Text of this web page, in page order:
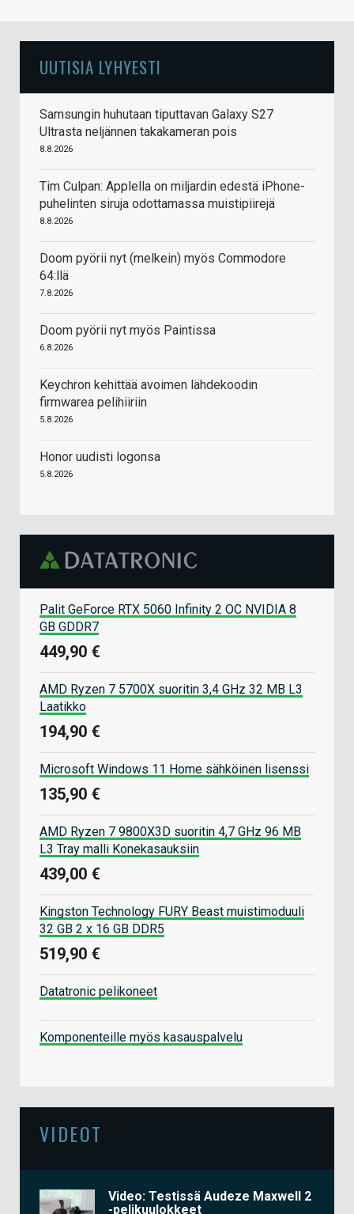
UUTISIA LYHYESTI
Samsungin huhutaan tiputtavan Galaxy S27
Ultrasta neljännen takakameran pois
8.8.2026
Tim Culpan: Applella on miljardin edestä iPhone-
puhelinten siruja odottamassa muistipiirejä
8.8.2026
Doom pyörii nyt (melkein) myös Commodore
64:llä
7.8.2026
Doom pyörii nyt myös Paintissa
6.8.2026
Keychron kehittää avoimen lähdekoodin
firmwarea pelihiiriin
5.8.2026
Honor uudisti logonsa
5.8.2026
Palit GeForce RTX 5060 Infinity 2 OC NVIDIA 8
GB GDDR7
449,90 €
AMD Ryzen 7 5700X suoritin 3,4 GHz 32 MB L3
Laatikko
194,90 €
Microsoft Windows 11 Home sähköinen lisenssi
135,90 €
AMD Ryzen 7 9800X3D suoritin 4,7 GHz 96 MB
L3 Tray malli Konekasauksiin
439,00 €
Kingston Technology FURY Beast muistimoduuli
32 GB 2 x 16 GB DDR5
519,90 €
Datatronic pelikoneet
Komponenteille myös kasauspalvelu
VIDEOT
Video: Testissä Audeze Maxwell 2
-pelikuulokkeet